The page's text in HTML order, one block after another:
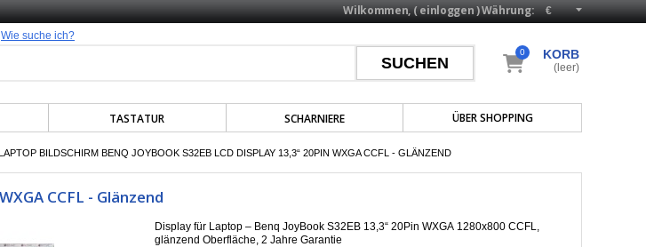
Währung:
Wilkommen, (einloggen)
Wie suche ich?
TASTATUR SCHARNIERE ÜBER SHOPPING
KORB
0
(leer)
BILDSCHIRM BENQ JOYBOOK S32EB LCD DISPLAY 13,3“ 20PIN WXGA CCFL - GLÄNZEND
CCFL - Glänzend
Display für Laptop – Benq JoyBook S32EB 13,3“ 20Pin WXGA 1280x800 CCFL,
g länzend Oberfläche, 2 Jahre Garantie